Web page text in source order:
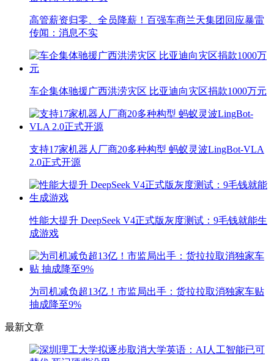
高管薪资归零、全员降薪！百强车商兰天集团回应暴雷
传闻：消息不实
车企集体驰援广西洪涝灾区 比亚迪向灾区捐款1000万元
支持17家机器人厂商20多种构型 蚂蚁灵波LingBot-VLA
2.0正式开源
性能大提升 DeepSeek V4正式版灰度测试：9毛钱就能生
成游戏
为司机减负超13亿！市监局出手：货拉拉取消独家车贴
抽成降至9%
最新文章